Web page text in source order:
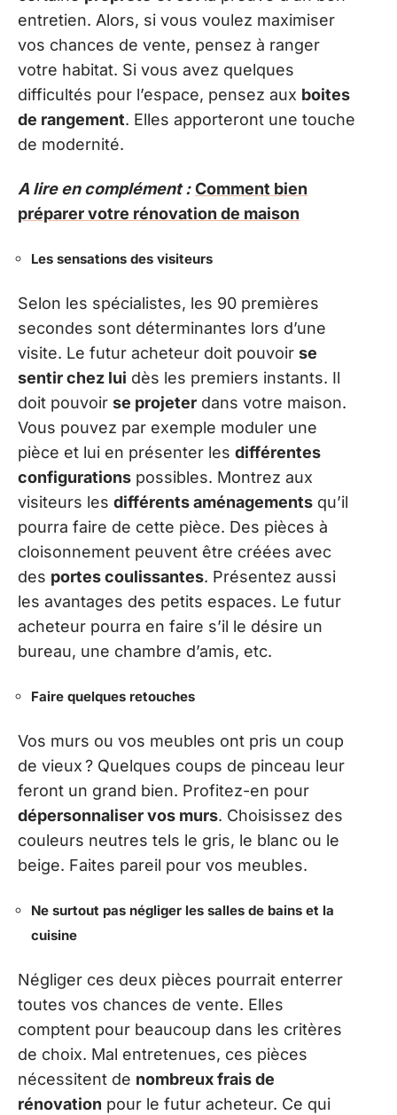
entretien. Alors, si vous voulez maximiser
vos chances de vente, pensez à ranger
votre habitat. Si vous avez quelques
difficultés pour l’espace, pensez aux boites
de rangement. Elles apporteront une touche
de modernité.
A lire en complément : Comment bien
préparer votre rénovation de maison
Les sensations des visiteurs
Selon les spécialistes, les 90 premières
secondes sont déterminantes lors d’une
visite. Le futur acheteur doit pouvoir se
sentir chez lui dès les premiers instants. Il
doit pouvoir se projeter dans votre maison.
Vous pouvez par exemple moduler une
pièce et lui en présenter les différentes
configurations possibles. Montrez aux
visiteurs les différents aménagements qu’il
pourra faire de cette pièce. Des pièces à
cloisonnement peuvent être créées avec
des portes coulissantes. Présentez aussi
les avantages des petits espaces. Le futur
acheteur pourra en faire s’il le désire un
bureau, une chambre d’amis, etc.
Faire quelques retouches
Vos murs ou vos meubles ont pris un coup
de vieux ? Quelques coups de pinceau leur
feront un grand bien. Profitez-en pour
dépersonnaliser vos murs. Choisissez des
couleurs neutres tels le gris, le blanc ou le
beige. Faites pareil pour vos meubles.
Ne surtout pas négliger les salles de bains et la
cuisine
Négliger ces deux pièces pourrait enterrer
toutes vos chances de vente. Elles
comptent pour beaucoup dans les critères
de choix. Mal entretenues, ces pièces
nécessitent de nombreux frais de
rénovation pour le futur acheteur. Ce qui